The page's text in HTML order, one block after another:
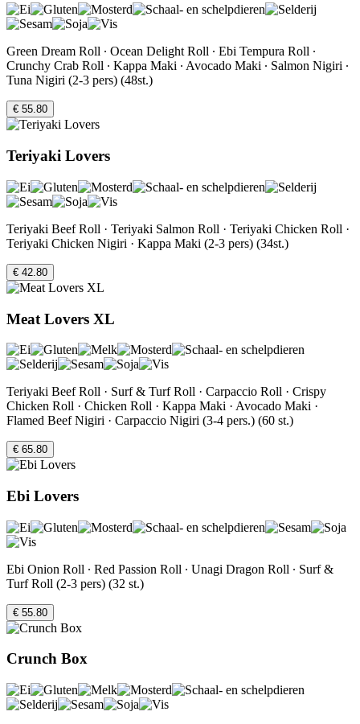
Green Dream Roll ∙ Ocean Delight Roll ∙ Ebi Tempura Roll ∙
Crunchy Crab Roll ∙ Kappa Maki ∙ Avocado Maki ∙ Salmon Nigiri ∙
Tuna Nigiri (2-3 pers) (48st.)
€ 55.80
Teriyaki Lovers
Teriyaki Beef Roll · Teriyaki Salmon Roll · Teriyaki Chicken Roll ·
Teriyaki Chicken Nigiri · Kappa Maki (2-3 pers) (34st.)
€ 42.80
Meat Lovers XL
Teriyaki Beef Roll · Surf & Turf Roll · Carpaccio Roll · Crispy
Chicken Roll · Chicken Roll · Kappa Maki · Avocado Maki ·
Flamed Beef Nigiri · Carpaccio Nigiri (3-4 pers.) (60 st.)
€ 65.80
Ebi Lovers
Ebi Onion Roll ∙ Red Passion Roll ∙ Unagi Dragon Roll ∙ Surf &
Turf Roll (2-3 pers) (32 st.)
€ 55.80
Crunch Box